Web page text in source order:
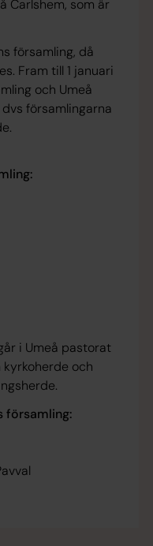
Carlshem, som är
församling, då
Fram till 1 januari
och Umeå
församlingarna
i Umeå pastorat
kyrkoherde och
församling: